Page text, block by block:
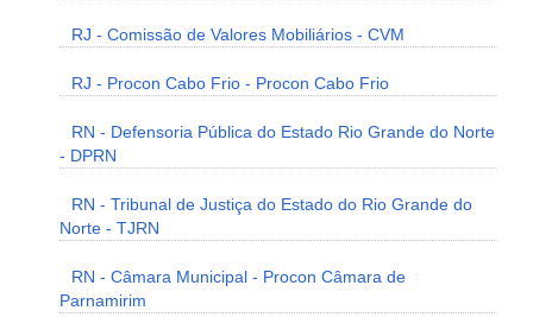
RJ - Comissão de Valores Mobiliários - CVM
RJ - Procon Cabo Frio - Procon Cabo Frio
RN - Defensoria Pública do Estado Rio Grande do Norte
- DPRN
RN - Tribunal de Justiça do Estado do Rio Grande do
Norte - TJRN
RN - Câmara Municipal - Procon Câmara de
Parnamirim